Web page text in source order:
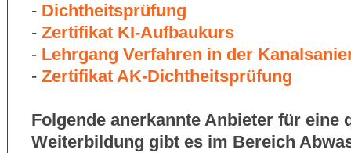
- Dichtheitsprüfung
- Zertifikat KI-Aufbaukurs
- Lehrgang Verfahren in der
- Zertifikat AK-Dichtheitsprüfung
Folgende anerkannte Anbieter für eine
Weiterbildung gibt es im Bereich